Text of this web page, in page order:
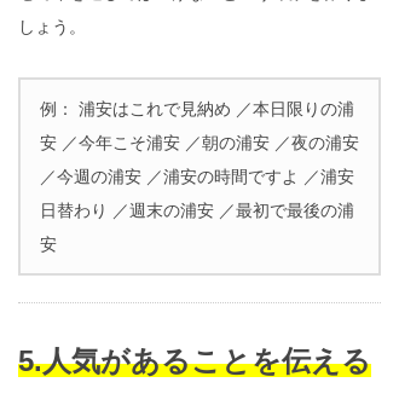
しょう。
例： 浦安はこれで見納め ／本日限りの浦
安 ／今年こそ浦安 ／朝の浦安 ／夜の浦安
／今週の浦安 ／浦安の時間ですよ ／浦安
日替わり ／週末の浦安 ／最初で最後の浦
安
5.人気があることを伝える